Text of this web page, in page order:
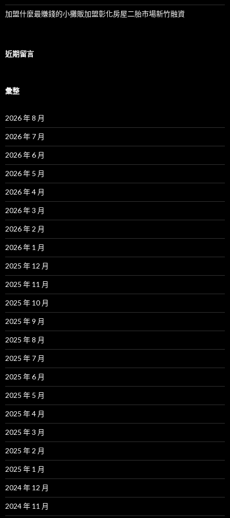
加盟什麼最賺錢的小攤販加盟彰化房屋二胎市場新竹融資
近期留言
彙整
2026 年 8 月
2026 年 7 月
2026 年 6 月
2026 年 5 月
2026 年 4 月
2026 年 3 月
2026 年 2 月
2026 年 1 月
2025 年 12 月
2025 年 11 月
2025 年 10 月
2025 年 9 月
2025 年 8 月
2025 年 7 月
2025 年 6 月
2025 年 5 月
2025 年 4 月
2025 年 3 月
2025 年 2 月
2025 年 1 月
2024 年 12 月
2024 年 11 月